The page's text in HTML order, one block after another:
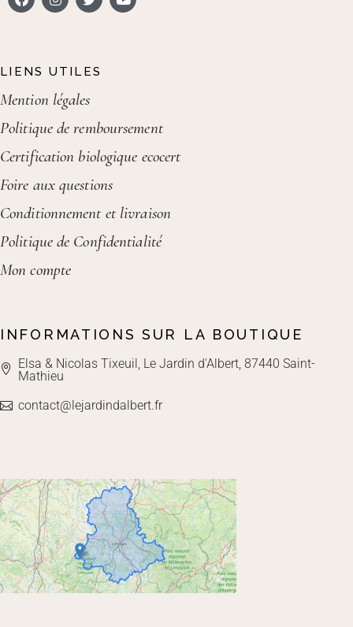
LIENS UTILES
Mention légales
Politique de remboursement
Certification biologique ecocert
Foire aux questions
Conditionnement et livraison
Politique de Confidentialité
Mon compte
INFORMATIONS SUR LA BOUTIQUE
Elsa & Nicolas Tixeuil, Le Jardin d'Albert, 87440 Saint-
Mathieu
contact@lejardindalbert.fr